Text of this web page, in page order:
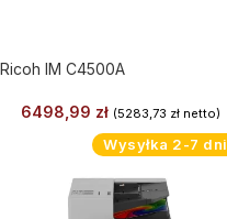
Ricoh IM C4500A
6498,99 zł (5283,73 złnetto)
Wysyłka 2-7 dni